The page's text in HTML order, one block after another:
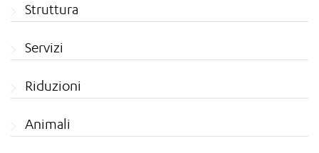
Struttura
Servizi
Riduzioni
Animali